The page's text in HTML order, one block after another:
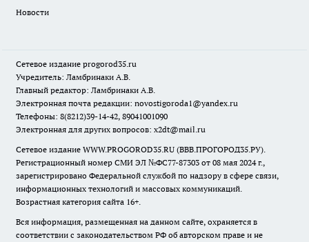
Новости
Сетевое издание progorod35.ru
Учредитель: Ламбринаки А.В.
Главный редактор: Ламбринаки А.В.
Электронная почта редакции: novostigoroda1@yandex.ru
Телефоны: 8(8212)39-14-42, 89041001090
Электронная для других вопросов: x2dt@mail.ru
Сетевое издание WWW.PROGOROD35.RU (ВВВ.ПРОГОРОД35.РУ).
Регистрационный номер СМИ ЭЛ №ФС77-87303 от 08 мая 2024 г.,
зарегистрировано Федеральной службой по надзору в сфере связи,
информационных технологий и массовых коммуникаций.
Возрастная категория сайта 16+.
Вся информация, размещенная на данном сайте, охраняется в
соответствии с законодательством РФ об авторском праве и не